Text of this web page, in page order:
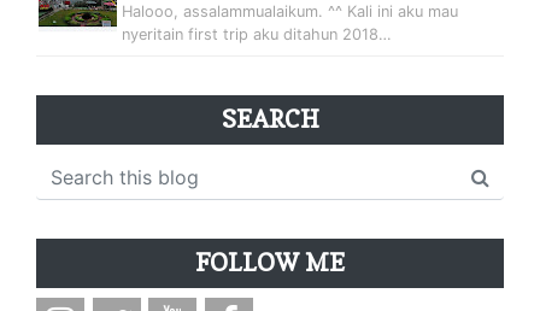
Halooo, assalammualaikum. ^^ Kali ini aku mau
nyeritain first trip aku ditahun 2018…
SEARCH
FOLLOW ME